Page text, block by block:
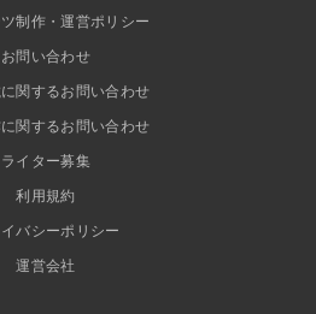
制作・運営ポリシー
お問い合わせ
関するお問い合わせ
関するお問い合わせ
ライター募集
利用規約
バシーポリシー
運営会社